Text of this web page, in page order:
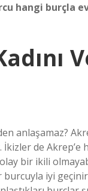
hangi burçla
anlaşamaz?
de Akrep’e
bir ikili
iyi